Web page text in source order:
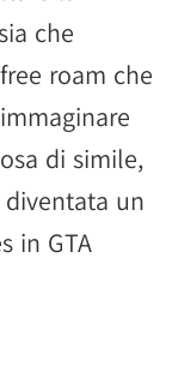
che
roam che
di simile,
un
in GTA